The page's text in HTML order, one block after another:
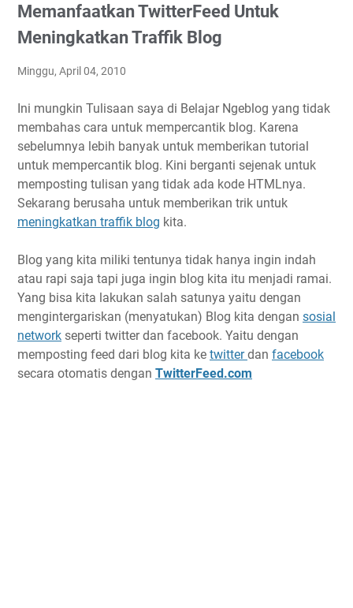
Memanfaatkan TwitterFeed Untuk
Meningkatkan Traffik Blog
Minggu, April 04, 2010
Ini mungkin Tulisaan saya di Belajar Ngeblog yang tidak
membahas cara untuk mempercantik blog. Karena
sebelumnya lebih banyak untuk memberikan tutorial
untuk mempercantik blog. Kini berganti sejenak untuk
memposting tulisan yang tidak ada kode HTMLnya.
Sekarang berusaha untuk memberikan trik untuk
meningkatkan traffik blog kita.
Blog yang kita miliki tentunya tidak hanya ingin indah
atau rapi saja tapi juga ingin blog kita itu menjadi ramai.
Yang bisa kita lakukan salah satunya yaitu dengan
mengintergariskan (menyatukan) Blog kita dengan sosial
network seperti twitter dan facebook. Yaitu dengan
memposting feed dari blog kita ke twitterdan facebook
secara otomatis dengan TwitterFeed.com